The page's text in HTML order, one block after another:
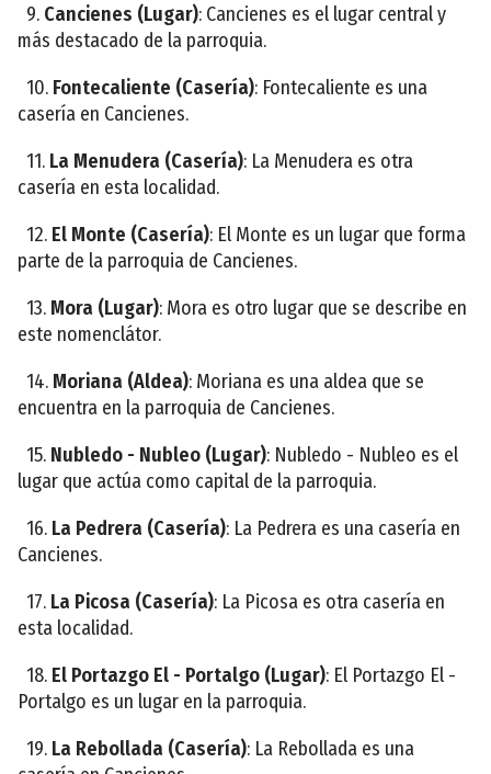
9. Cancienes (Lugar): Cancienes es el lugar central y
más destacado de la parroquia.
10. Fontecaliente (Casería): Fontecaliente es una
casería en Cancienes.
11. La Menudera (Casería): La Menudera es otra
casería en esta localidad.
12. El Monte (Casería): El Monte es un lugar que forma
parte de la parroquia de Cancienes.
13. Mora (Lugar): Mora es otro lugar que se describe en
este nomenclátor.
14. Moriana (Aldea): Moriana es una aldea que se
encuentra en la parroquia de Cancienes.
15. Nubledo - Nubleo (Lugar): Nubledo - Nubleo es el
lugar que actúa como capital de la parroquia.
16. La Pedrera (Casería): La Pedrera es una casería en
Cancienes.
17. La Picosa (Casería): La Picosa es otra casería en
esta localidad.
18. El Portazgo El - Portalgo (Lugar): El Portazgo El -
Portalgo es un lugar en la parroquia.
19. La Rebollada (Casería): La Rebollada es una